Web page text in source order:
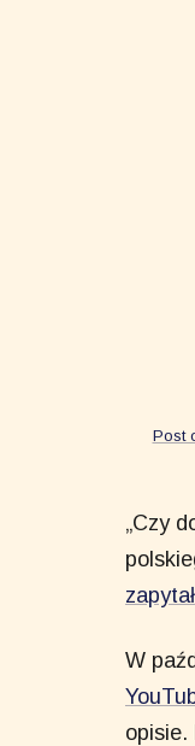
Post
„Czy
zapytał
W
opisie.